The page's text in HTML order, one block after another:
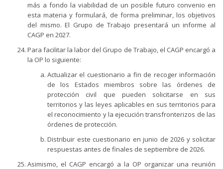
más a fondo la viabilidad de un posible futuro convenio en
esta materia y formulará, de forma preliminar, los objetivos
del mismo. El Grupo de Trabajo presentará un informe al
CAGP en 2027.
Para facilitar la labor del Grupo de Trabajo, el CAGP encargó a
la OP lo siguiente:
Actualizar el cuestionario a fin de recoger información
de los Estados miembros sobre las órdenes de
protección civil que pueden solicitarse en sus
territorios y las leyes aplicables en sus territorios para
el reconocimiento y la ejecución transfronterizos de las
órdenes de protección.
Distribuir este cuestionario en junio de 2026 y solicitar
respuestas antes de finales de septiembre de 2026.
Asimismo, el CAGP encargó a la OP organizar una reunión